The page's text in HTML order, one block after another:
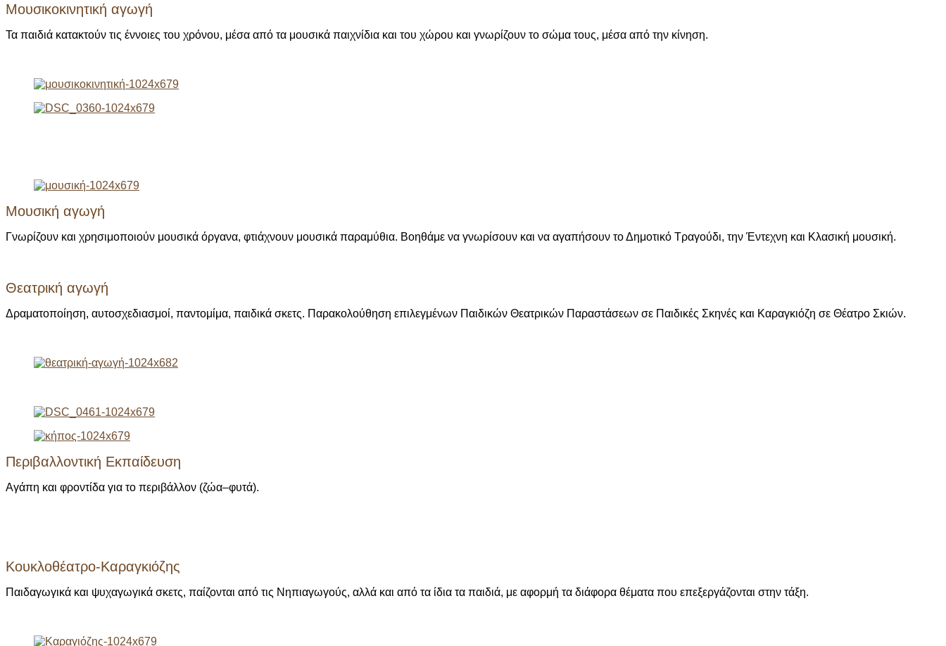
Μουσικοκινητική αγωγή
Τα παιδιά κατακτούν τις έννοιες του χρόνου, μέσα από τα μουσικά παιχνίδια και του χώρου και γνωρίζουν το σώμα τους, μέσα από την κίνηση.
Μουσική αγωγή
Γνωρίζουν και χρησιμοποιούν μουσικά όργανα, φτιάχνουν μουσικά παραμύθια. Βοηθάμε να γνωρίσουν και να αγαπήσουν το Δημοτικό Τραγούδι, την Έντεχνη και Κλασική μουσική.
Θεατρική αγωγή
Δραματοποίηση, αυτοσχεδιασμοί, παντομίμα, παιδικά σκετς. Παρακολούθηση επιλεγμένων Παιδικών Θεατρικών Παραστάσεων σε Παιδικές Σκηνές και Καραγκιόζη σε Θέατρο Σκιών.
Περιβαλλοντική Εκπαίδευση
Αγάπη και φροντίδα για το περιβάλλον (ζώα–φυτά).
Κουκλοθέατρο-Καραγκιόζης
Παιδαγωγικά και ψυχαγωγικά σκετς, παίζονται από τις Νηπιαγωγούς, αλλά και από τα ίδια τα παιδιά, με αφορμή τα διάφορα θέματα που επεξεργάζονται στην τάξη.